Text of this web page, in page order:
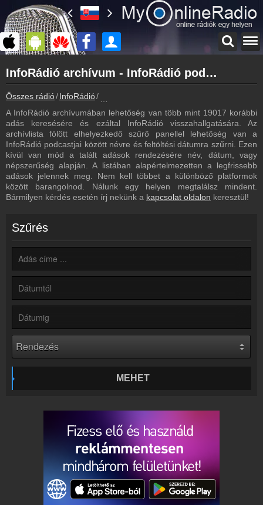
myonlineradio.hu
InfoRádió
Vissza az InfoRádió oldalára
Bejelentkezés
Hozz létre saját fiókot!
Műsorújság
InfoRádió műsorai
Hírek
InfoRádió kapcsolatos hírek
Írj nekünk!
Partnerek
Rádiós partnerek
Rádió beágyazás
Ágyazd be weboldaladba
Online rádió készítés
Készítés lépésről lépésre
InfoRádió archívum - InfoRádió podcasts - InfoRádió visszahallgatás
Összes rádió InfoRádió
A InfoRádió archívumában lehetőség van több mint 19017 korábbi
adás keresésére és ezáltal InfoRádió visszahallgatására. Az
archívlista fölött elhelyezkedő szűrő panellel lehetőség van a
InfoRádió podcastjai között névre és feltöltési dátumra szűrni. Ezen
kívül van mód a talált adások rendezésére név, dátum, vagy
népszerűség alapján. A listában alapértelmezetten a legfrissebb
adások jelennek meg. Nem kell többet a különböző platformok
között barangolnod. Nálunk egy helyen megtalálsz mindent.
Bármilyen kérdés esetén írj nekünk a kapcsolat oldalon keresztül!
Szűrés
MEHET